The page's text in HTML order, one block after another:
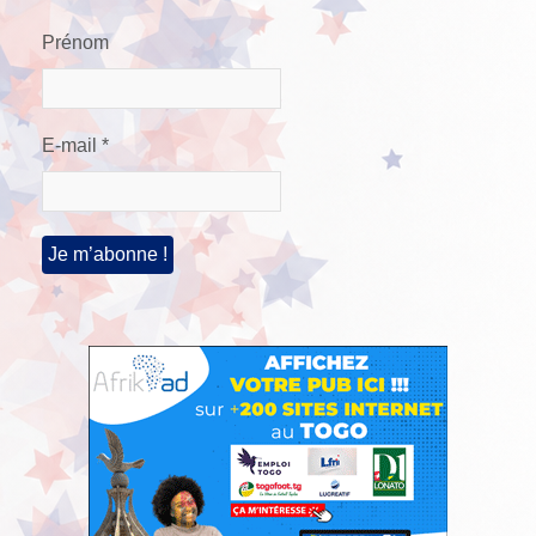
Prénom
E-mail *